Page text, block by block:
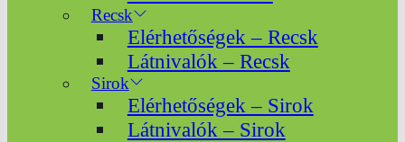
Recsk
Elérhetőségek – Recsk
Látnivalók – Recsk
Sirok
Elérhetőségek – Sirok
Látnivalók – Sirok